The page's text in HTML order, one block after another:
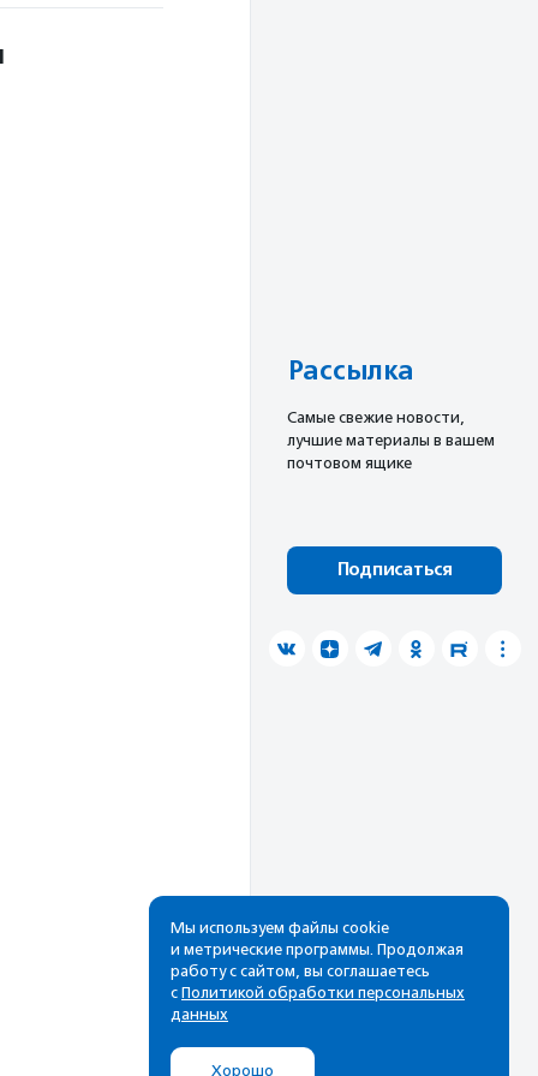
Рассылка
Cамые свежие новости,
лучшие материалы в вашем
почтовом ящике
Подписаться
Мы используем файлы cookie
и метрические программы. Продолжая
работу с сайтом, вы соглашаетесь
с Политикой обработки персональных
данных
Хорошо